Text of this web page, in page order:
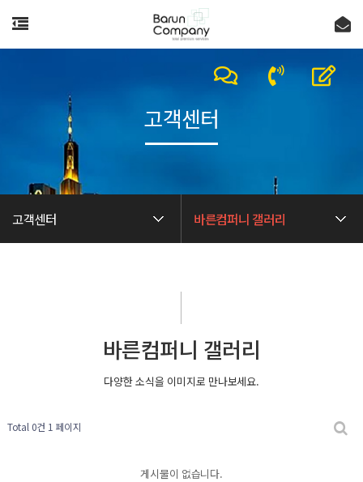
고객센터 바른컴퍼니 갤러리
고객센터
바른컴퍼니 갤러리
다양한 소식을 이미지로 만나보세요.
Total 0건 1 페이지
게시물이 없습니다.